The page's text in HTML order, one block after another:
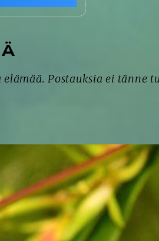
Postauksia ei tänne